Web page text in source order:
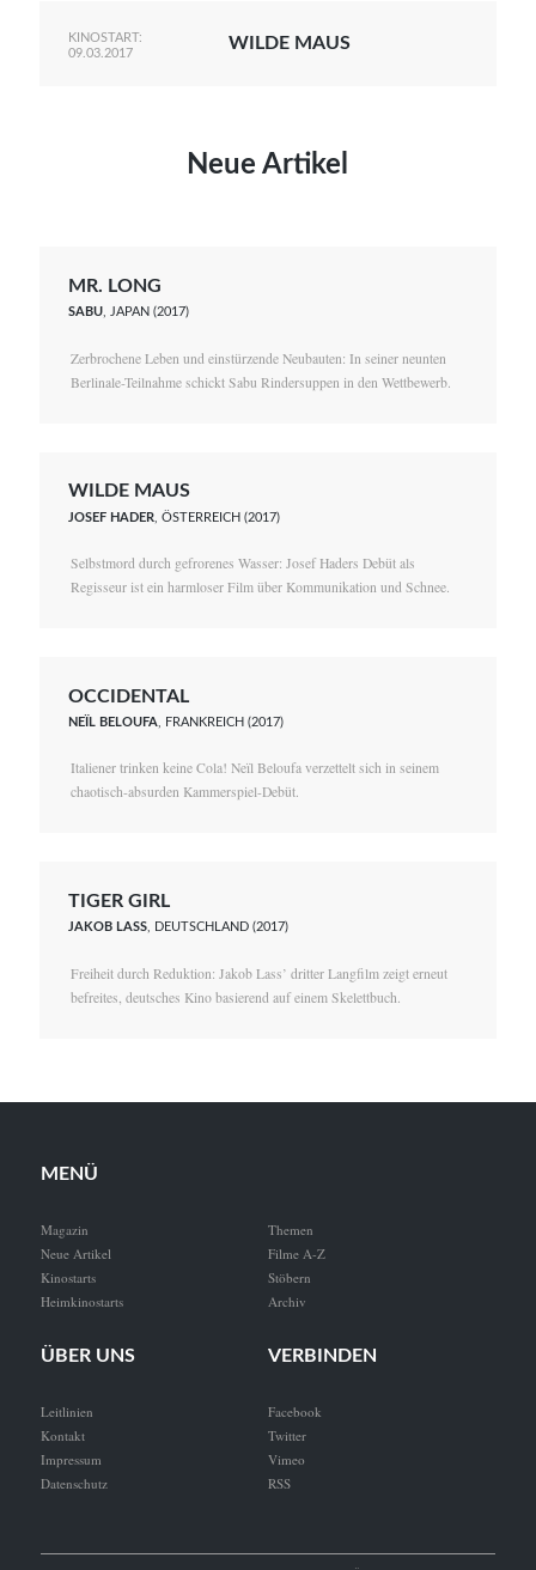
KINOSTART:
09.03.2017
WILDE MAUS
Neue Artikel
MR. LONG
SABU, JAPAN (2017)
Zerbrochene Leben und einstürzende Neubauten: In seiner neunten
Berlinale-Teilnahme schickt Sabu Rindersuppen in den Wettbewerb.
WILDE MAUS
JOSEF HADER , ÖSTERREICH (2017)
Selbstmord durch gefrorenes Wasser: Josef Haders Debüt als
Regisseur ist ein harmloser Film über Kommunikation und Schnee.
OCCIDENTAL
NEÏL BELOUFA , FRANKREICH (2017)
Italiener trinken keine Cola! Neïl Beloufa verzettelt sich in seinem
chaotisch-absurden Kammerspiel-Debüt.
TIGER GIRL
JAKOB LASS, DEUTSCHLAND (2017)
Freiheit durch Reduktion: Jakob Lass’ dritter Langfilm zeigt erneut
befreites, deutsches Kino basierend auf einem Skelettbuch.
MENÜ
Magazin
Neue Artikel
Kinostarts
Heimkinostarts
Themen
Filme A-Z
Stöbern
Archiv
ÜBER UNS
Leitlinien
Kontakt
Impressum
Datenschutz
VERBINDEN
Facebook
Twitter
Vimeo
RSS